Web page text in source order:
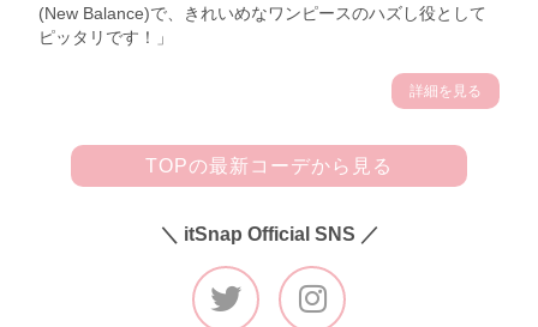
(New Balance)で、きれいめなワンピースのハズし役として
ピッタリです！」
詳細を見る
TOPの最新コーデから見る
＼ itSnap Official SNS ／